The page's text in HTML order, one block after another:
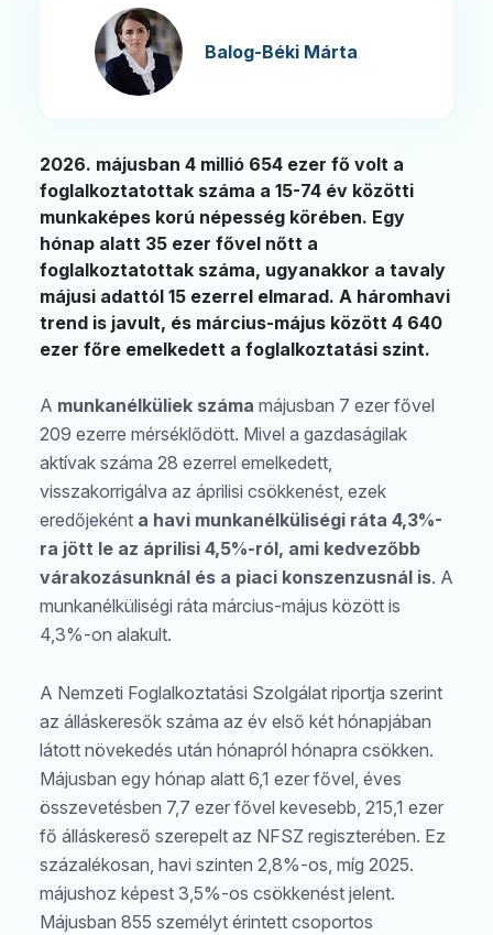
Balog-Béki Márta
2026. májusban 4 millió 654 ezer fő volt a
foglalkoztatottak száma a 15-74 év közötti
munkaképes korú népesség körében. Egy
hónap alatt 35 ezer fővel nőtt a
foglalkoztatottak száma, ugyanakkor a tavaly
májusi adattól 15 ezerrel elmarad. A háromhavi
trend is javult, és március-május között 4 640
ezer főre emelkedett a foglalkoztatási szint.
A munkanélküliek száma májusban 7 ezer fővel
209 ezerre mérséklődött. Mivel a gazdaságilak
aktívak száma 28 ezerrel emelkedett,
visszakorrigálva az áprilisi csökkenést, ezek
eredőjeként a havi munkanélküliségi ráta 4,3%-
ra jött le az áprilisi 4,5%-ról, ami kedvezőbb
várakozásunknál és a piaci konszenzusnál is. A
munkanélküliségi ráta március-május között is
4,3%-on alakult.
A Nemzeti Foglalkoztatási Szolgálat riportja szerint
az álláskeresők száma az év első két hónapjában
látott növekedés után hónapról hónapra csökken.
Májusban egy hónap alatt 6,1 ezer fővel, éves
összevetésben 7,7 ezer fővel kevesebb, 215,1 ezer
fő álláskereső szerepelt az NFSZ regiszterében. Ez
százalékosan, havi szinten 2,8%-os, míg 2025.
májushoz képest 3,5%-os csökkenést jelent.
Májusban 855 személyt érintett csoportos